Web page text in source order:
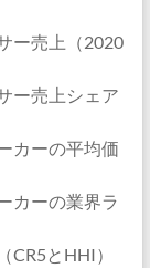
ー売上（2020
ー売上シェア
カーの平均価
カーの業界ラ
CR5とHHI）